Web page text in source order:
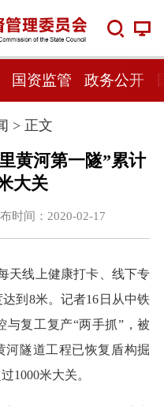
国资监管 政务公开
> 正文
黄河第一隧”累计
大关
间：2020-02-17
天线上健康打卡、线下专
到8米。记者16日从中铁
与复工复产“两手抓”，被
河隧道工程已恢复盾构掘
1000米大关。